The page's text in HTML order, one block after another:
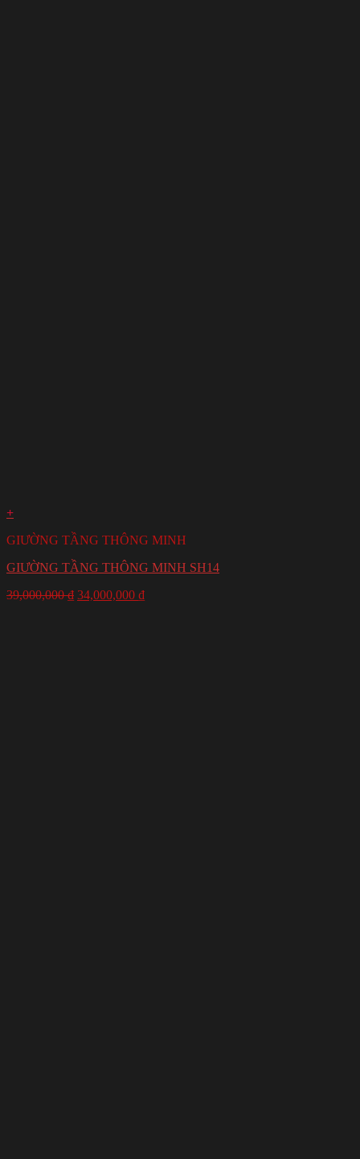
+
GIƯỜNG TẦNG THÔNG MINH
GIƯỜNG TẦNG THÔNG MINH SH14
39,000,000₫ 34,000,000 ₫